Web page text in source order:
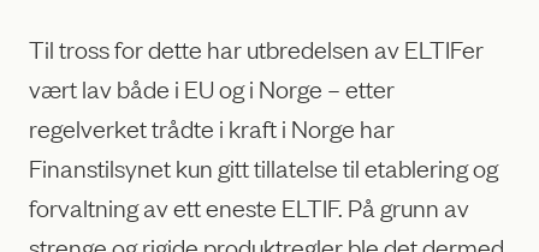
Til tross for dette har utbredelsen av ELTIFer
vært lav både i EU og i Norge – etter
regelverket trådte i kraft i Norge har
Finanstilsynet kun gitt tillatelse til etablering og
forvaltning av ett eneste ELTIF. På grunn av